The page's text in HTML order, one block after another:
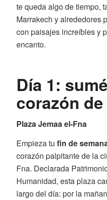
te queda algo de tiempo,
Marrakech y alrededores
con paisajes increíbles y
encanto.
Día 1:
corazón
Plaza Jemaa el-Fna
Empieza tu fin de
corazón palpitante de la
Fna. Declarada
Humanidad, esta plaza
largo del día: por la